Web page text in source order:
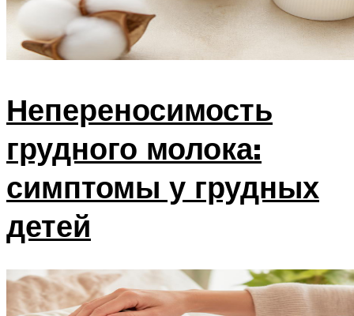
Непереносимость
грудного молока:
симптомы у грудных
детей